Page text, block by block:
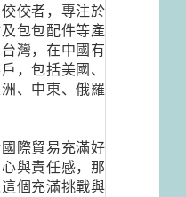
佼者，專注於
包包配件等產
灣，在中國有
，包括美國、
、中東、俄羅
際貿易充滿好
與責任感，那
個充滿挑戰與